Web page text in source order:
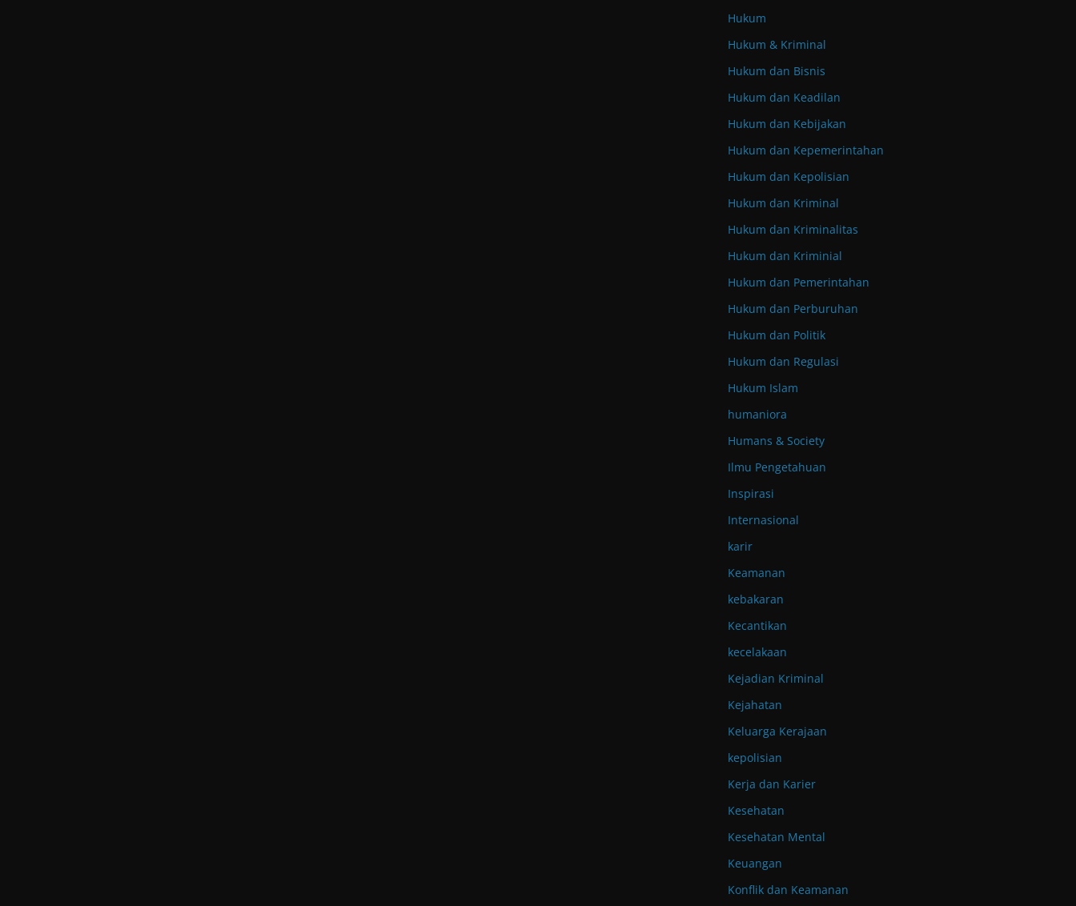
Hukum
Hukum & Kriminal
Hukum dan Bisnis
Hukum dan Keadilan
Hukum dan Kebijakan
Hukum dan Kepemerintahan
Hukum dan Kepolisian
Hukum dan Kriminal
Hukum dan Kriminalitas
Hukum dan Kriminial
Hukum dan Pemerintahan
Hukum dan Perburuhan
Hukum dan Politik
Hukum dan Regulasi
Hukum Islam
humaniora
Humans & Society
Ilmu Pengetahuan
Inspirasi
Internasional
karir
Keamanan
kebakaran
Kecantikan
kecelakaan
Kejadian Kriminal
Kejahatan
Keluarga Kerajaan
kepolisian
Kerja dan Karier
Kesehatan
Kesehatan Mental
Keuangan
Konflik dan Keamanan